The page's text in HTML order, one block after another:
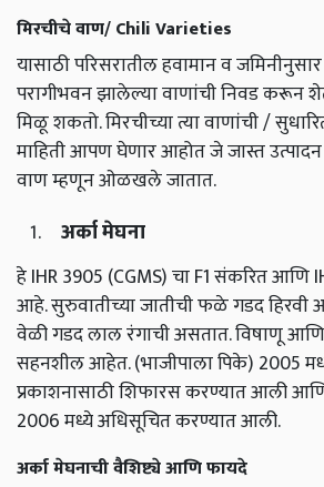
मिरचीचे वाण/ Chili Varieties
यासाठी परिसरातील हवामान व
परागीभवन झालेल्या वाणांची निवड करून
मिळू शकतो. मिरचीच्या त्या वाणांची /
माहिती आपण घेणार ​​आहोत जे जास्त उत्पादन
वाण म्हणून ओळखले जातात.
अर्का मेघना
हे IHR 3905 (CGMS) चा F1 संकरित आणि
आहे. सुरुवातीच्या जातीची फळे गडद हिरवी
वेळी गडद लाल रंगाची असतात. विषाणू
सहनशील आहेत. (भाजीपाला पिके) 2005 मध्ये
प्रकाशनासाठी शिफारस करण्यात आली
2006 मध्ये अधिसूचित करण्यात आली.
अर्का मेघनाची वैशिष्ट्ये आणि फायदे